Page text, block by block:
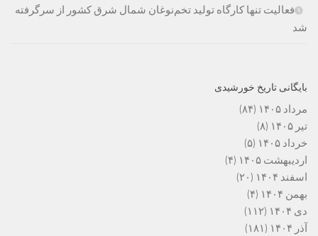
فعالیت تنها کارگاه تولید تخم‌نوغان شمال شرق کشور از سرگرفته
شد
بایگانی تاریخ خورشیدی
مرداد ۱۴۰۵
(۸۴)
تیر ۱۴۰۵
(۸)
خرداد ۱۴۰۵
(۵)
اردیبهشت ۱۴۰۵
(۴)
اسفند ۱۴۰۴
(۲۰)
بهمن ۱۴۰۴
(۴)
دی ۱۴۰۴
(۱۱۲)
آذر ۱۴۰۴
(۱۸۱)